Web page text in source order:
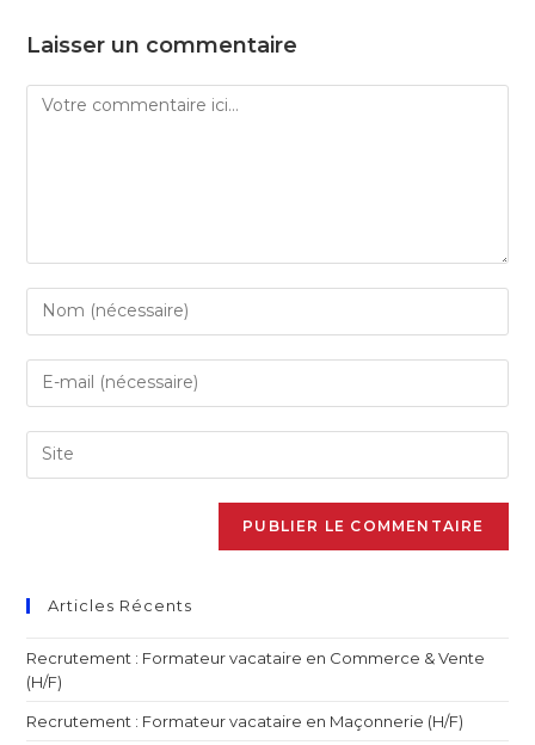
Laisser un commentaire
Articles Récents
Recrutement : Formateur vacataire en Commerce & Vente
(H/F)
Recrutement : Formateur vacataire en Maçonnerie (H/F)